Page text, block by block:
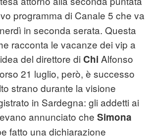
programma di Canale 5 che va
in seconda serata. Questa
racconta le vacanze dei vip a
del direttore di Chi Alfonso
21 luglio, però, è successo
strano durante la visione
in Sardegna: gli addetti ai
annunciato che Simona
fatto una dichiarazione